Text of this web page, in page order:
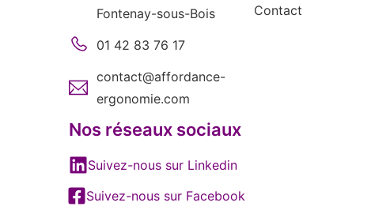
Fontenay-sous-Bois
01 42 83 76 17
contact@affordance-
ergonomie.com
Nos réseaux sociaux
Suivez-nous sur Linkedin
Suivez-nous sur Facebook
Contact